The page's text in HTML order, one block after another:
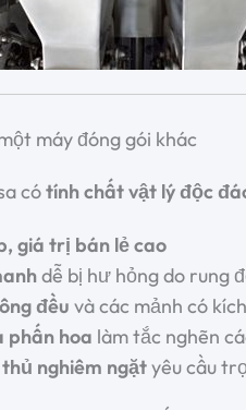
máy đóng gói khác
cótính chất vật lý độc
giá trị bán lẻ cao
dễ bị hư hỏng do rung
đều và các mảnh có
phấn hoa làm tắc nghẽn
nghiêm ngặtyêu cầu